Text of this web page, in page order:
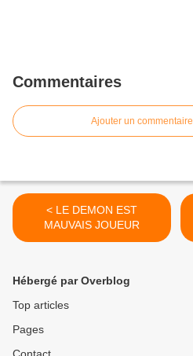
Commentaires
Ajouter un commentaire
< LE DEMON EST
MAUVAIS JOUEUR
Hébergé par Overblog
Top articles
Pages